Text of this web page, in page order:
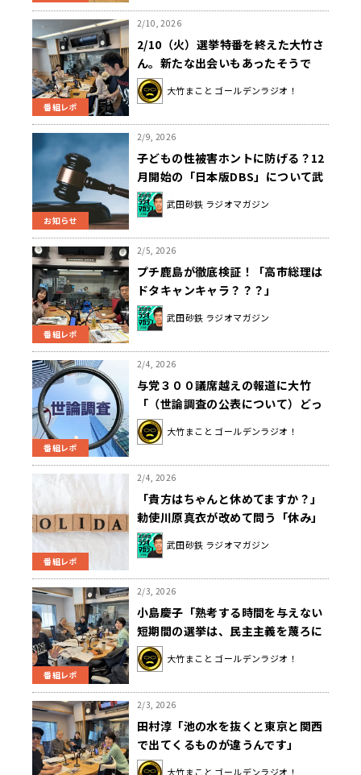
番組レポ
2/10, 2026
2/10（火）選挙特番を終えた大竹さ
ん。新たな出会いもあったそうで
す。ゲストは医師の倉持仁さんでし
た！
大竹まこと ゴールデンラジオ！
お知らせ
2/9, 2026
子どもの性被害ホントに防げる？12
月開始の「日本版DBS」について武
田砂鉄が聞く
武田砂鉄 ラジオマガジン
番組レポ
2/5, 2026
プチ鹿島が徹底検証！「高市総理は
ドタキャンキャラ？？？」
武田砂鉄 ラジオマガジン
番組レポ
2/4, 2026
与党３００議席越えの報道に大竹
「（世論調査の公表について）どっ
ちがいいのかよくわからない」
大竹まこと ゴールデンラジオ！
番組レポ
2/4, 2026
「貴方はちゃんと休めてますか？」
勅使川原真衣が改めて問う「休み」
の重要性
武田砂鉄 ラジオマガジン
番組レポ
2/3, 2026
小島慶子「熟考する時間を与えない
短期間の選挙は、民主主義を蔑ろに
する行為。」
大竹まこと ゴールデンラジオ！
2/3, 2026
田村淳「池の水を抜くと東京と関西
で出てくるものが違うんです」
大竹まこと ゴールデンラジオ！